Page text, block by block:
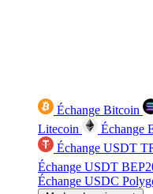
Échange Bitcoin
Litecoin
Échange
Échange USDT
Échange USDT
Échange USDC